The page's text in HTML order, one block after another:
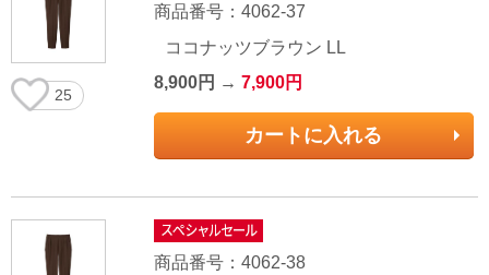
25
商品番号：4062-37
ココナッツブラウン LL
8,900円 → 7,900円
カートに入れる
商品番号：4062-38